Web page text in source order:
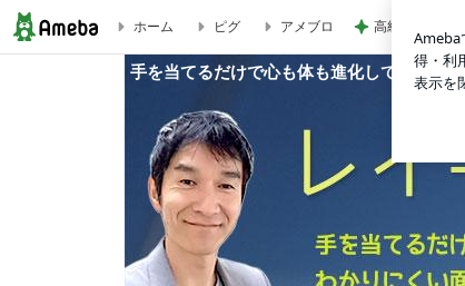
レイキ、ほんとにあるのね(笑) | 手を当てるだけで心も
ホーム ピグ アメブロ 高級な卵をつ
手を当てるだけで心も体も進化していく